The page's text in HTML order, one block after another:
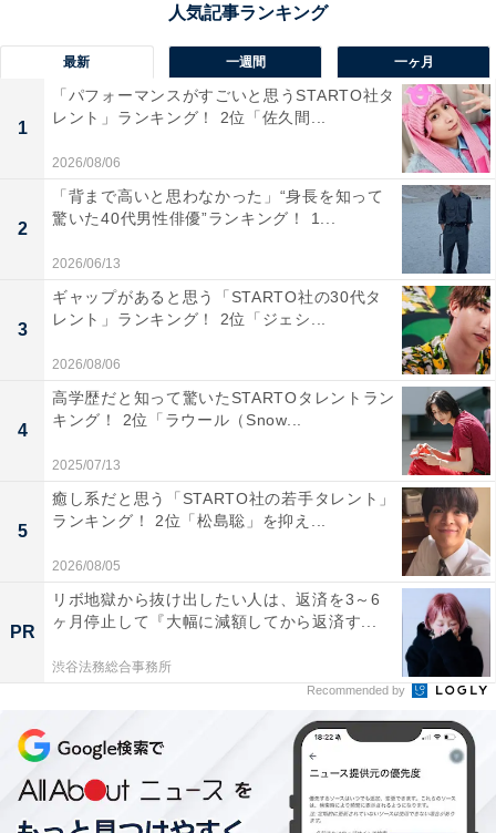
堂本光一さんに関する商品をAmazonで見る
1位：大野智（嵐）／129票
最新 一週間 一ヶ月
1
「パフォーマンスがすごいと思うSTARTO社タ
レント」ランキング！ 2位「佐久間...
2026/08/06
2
「背まで高いと思わなかった」“身長を知って
驚いた40代男性俳優”ランキング！ 1...
2026/06/13
3
ギャップがあると思う「STARTO社の30代タ
レント」ランキング！ 2位「ジェシ...
2026/08/06
4
高学歴だと知って驚いたSTARTOタレントラン
キング！ 2位「ラウール（Snow...
2025/07/13
5
癒し系だと思う「STARTO社の若手タレント」
ランキング！ 2位「松島聡」を抑え...
2026/08/05
PR
リボ地獄から抜け出したい人は、返済を3～6
ヶ月停止して『大幅に減額してから返済す...
渋谷法務総合事務所
Recommended by